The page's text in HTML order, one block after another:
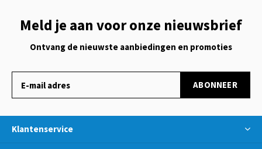
Meld je aan voor onze nieuwsbrief
Ontvang de nieuwste aanbiedingen en promoties
ABONNEER
Klantenservice